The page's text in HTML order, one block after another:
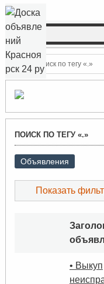
Поиск по тегу «.»
ПОИСК ПО ТЕГУ «.»
Объявления
Показать
• Выкуп